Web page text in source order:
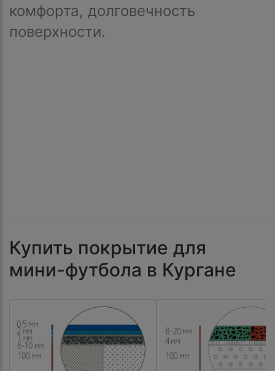
комфорта, долговечность
поверхности.
Купить покрытие для
мини-футбола в Кургане